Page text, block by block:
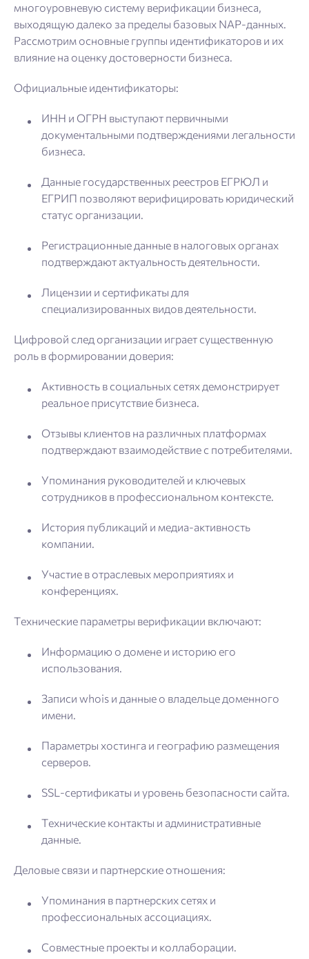
многоуровневую систему верификации бизнеса,
выходящую далеко за пределы базовых NAP-данных.
Рассмотрим основные группы идентификаторов и их
влияние на оценку достоверности бизнеса.
Официальные идентификаторы:
ИНН и ОГРН выступают первичными
документальными подтверждениями легальности
бизнеса.
Данные государственных реестров ЕГРЮЛ и
ЕГРИП позволяют верифицировать юридический
статус организации.
Регистрационные данные в налоговых органах
подтверждают актуальность деятельности.
Лицензии и сертификаты для
специализированных видов деятельности.
Цифровой след организации играет существенную
роль в формировании доверия:
Активность в социальных сетях демонстрирует
реальное присутствие бизнеса.
Отзывы клиентов на различных платформах
подтверждают взаимодействие с потребителями.
Упоминания руководителей и ключевых
сотрудников в профессиональном контексте.
История публикаций и медиа-активность
компании.
Участие в отраслевых мероприятиях и
конференциях.
Технические параметры верификации включают:
Информацию о домене и историю его
использования.
Записи whois и данные о владельце доменного
имени.
Параметры хостинга и географию размещения
серверов.
SSL-сертификаты и уровень безопасности сайта.
Технические контакты и административные
данные.
Деловые связи и партнерские отношения:
Упоминания в партнерских сетях и
профессиональных ассоциациях.
Совместные проекты и коллаборации.